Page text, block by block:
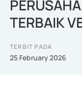
TERBAIK
TERBIT PADA
25 February 2026